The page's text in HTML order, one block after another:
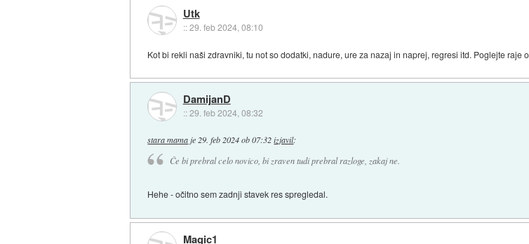
Utk
::29. feb 2024, 08:10
Kot bi rekli naši zdravniki, tu not so dodatki, nadure, ure za nazaj in naprej, regresi itd. Poglejte raje
DamijanD
::29. feb 2024, 08:32
stara mama je 29. feb 2024 ob 07:32 izjavil:
Če bi prebral celo novico, bi zraven tudi prebral razloge, zakaj ne.
Hehe - očitno sem zadnji stavek res spregledal.
Magic1